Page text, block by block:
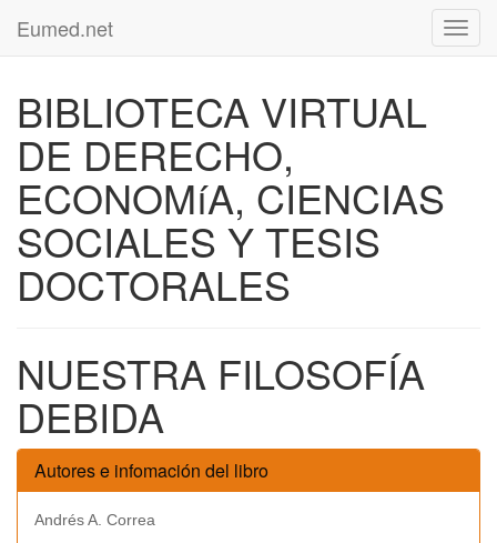
Eumed.net
BIBLIOTECA VIRTUAL
DE DERECHO,
ECONOMíA, CIENCIAS
SOCIALES Y TESIS
DOCTORALES
NUESTRA FILOSOFÍA
DEBIDA
Autores e infomación del libro
Andrés A. Correa